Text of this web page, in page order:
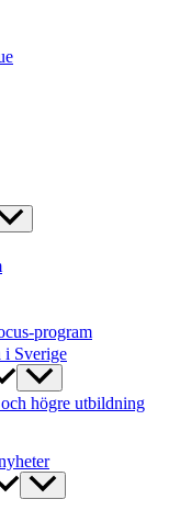
program
i Sverige
högre utbildning